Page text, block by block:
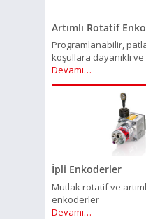
Artımlı Rotatif
Programlanabilir,
koşullara dayanıklı
Devamı…
İpli Enkoderler
Mutlak rotatif ve
enkoderler
Devamı…